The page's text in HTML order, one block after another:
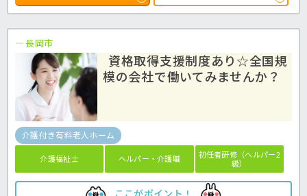
長岡市
資格取得支援制度あり☆全国規
模の会社で働いてみませんか？
介護付き有料老人ホーム
介護福祉士 ヘルパー・介護職
初任者研修（ヘルパー2
級）
ここがポイント！